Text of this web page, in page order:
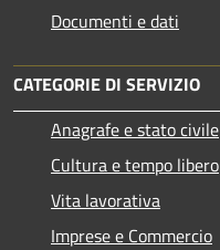
Documenti e dati
CATEGORIE DI SERVIZIO
Anagrafe e stato civile
Cultura e tempo libero
Vita lavorativa
Imprese e Commercio